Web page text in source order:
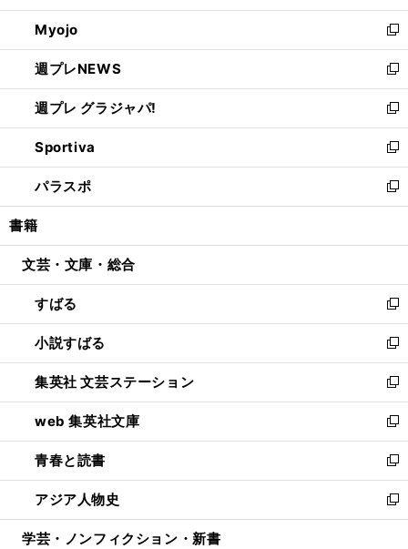
開
く
ウ
で
開
く
ン
ド
ウ
で
開
く
ウ
ィ
ン
ド
ウ
で
開
く
Myojo
新
し
い
ウ
ィ
ン
ド
ウ
で
開
週プレNEWS
新
し
い
ウ
ィ
ン
ド
ウ
開
週プレ グラジャパ!
新
し
い
ウ
ィ
ン
ウ
開
く
Sportiva
新
し
い
ウ
ン
ウ
で
開
く
パラスポ
新
し
ウ
ン
ド
ウ
で
開
く
書籍
文芸・文庫・総合
すばる
新
し
い
ウ
ィ
ン
ド
ウ
で
開
く
小説すばる
新
し
い
ウ
ィ
ン
ド
ウ
で
開
集英社 文芸ステーション
新
し
い
ウ
ィ
ン
ド
ウ
web 集英社文庫
新
し
い
ウ
ィ
ン
青春と読書
新
し
い
ウ
アジア人物史
新
し
学芸・ノンフィクション・新書